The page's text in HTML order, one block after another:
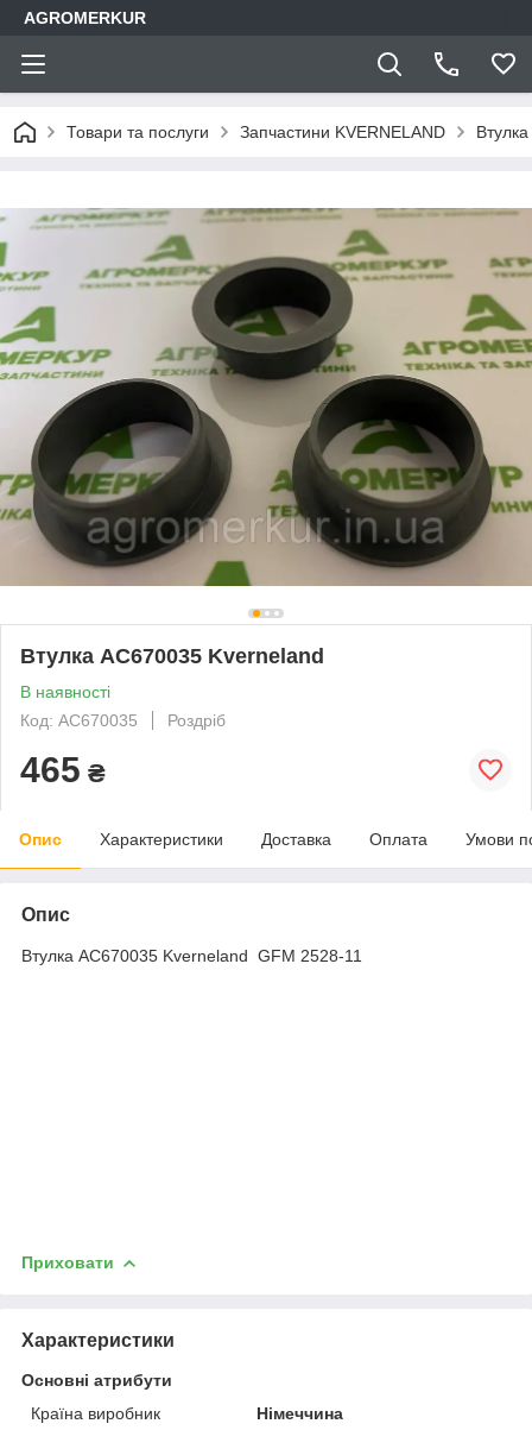
AGROMERKUR
Товари та послуги Запчастини KVERNELAND
Втулка AC670035 Kverneland
В наявності
Код: AC670035
Роздріб
465 ₴
Опис Характеристики Доставка Оплата Умови
Опис
Втулка AC670035 Kverneland GFM 2528-11
Приховати
Характеристики
Основні атрибути
Країна виробник
Німеччина